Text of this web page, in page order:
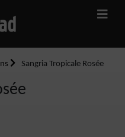
Sangria Tropicale Rosée